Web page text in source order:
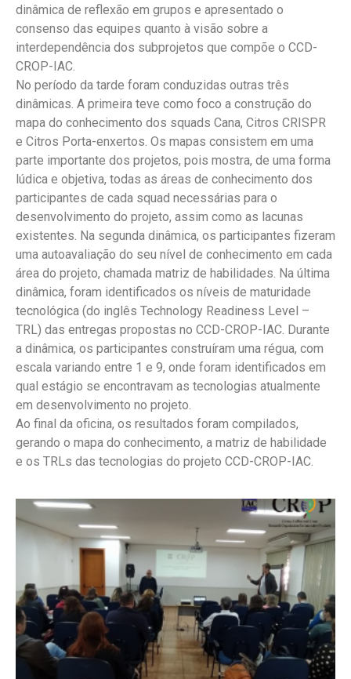
dinâmica de reflexão em grupos e apresentado o
consenso das equipes quanto à visão sobre a
interdependência dos subprojetos que compõe o CCD-
CROP-IAC.
No período da tarde foram conduzidas outras três
dinâmicas. A primeira teve como foco a construção do
mapa do conhecimento dos squads Cana, Citros CRISPR
e Citros Porta-enxertos. Os mapas consistem em uma
parte importante dos projetos, pois mostra, de uma forma
lúdica e objetiva, todas as áreas de conhecimento dos
participantes de cada squad necessárias para o
desenvolvimento do projeto, assim como as lacunas
existentes. Na segunda dinâmica, os participantes fizeram
uma autoavaliação do seu nível de conhecimento em cada
área do projeto, chamada matriz de habilidades. Na última
dinâmica, foram identificados os níveis de maturidade
tecnológica (do inglês Technology Readiness Level –
TRL) das entregas propostas no CCD-CROP-IAC. Durante
a dinâmica, os participantes construíram uma régua, com
escala variando entre 1 e 9, onde foram identificados em
qual estágio se encontravam as tecnologias atualmente
em desenvolvimento no projeto.
Ao final da oficina, os resultados foram compilados,
gerando o mapa do conhecimento, a matriz de habilidade
e os TRLs das tecnologias do projeto CCD-CROP-IAC.